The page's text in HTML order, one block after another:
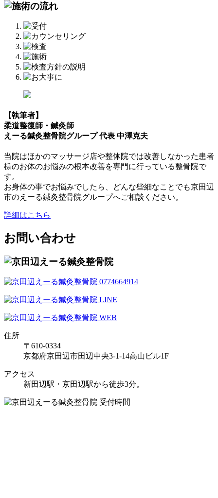
【執筆者】
柔道整復師・鍼灸師
えーる鍼灸整骨院グループ 代表 中澤克夫
当院はほかのマッサージ店や整体院では改善しなかった患者
様のお体のお悩みの根本改善を専門に行っている整骨院で
す。
お身体の事でお悩みでしたら、どんな些細なことでも京田辺
市のえーる鍼灸整骨院グループへご相談ください。
詳細はこちら
お問い合わせ
住所
〒610-0334
京都府京田辺市田辺中央3-1-14高山ビル1F
アクセス
新田辺駅・京田辺駅から徒歩3分。